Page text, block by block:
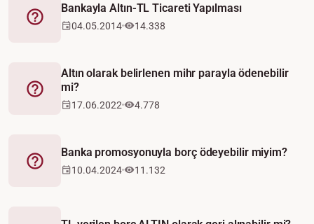
Fetva
Bankayla Altın-TL Ticareti Yapılması
04.05.2014 14.338
Fetva
Altın olarak belirlenen mihr parayla ödenebilir
mi?
17.06.2022 4.778
Fetva
Banka promosyonuyla borç ödeyebilir miyim?
10.04.2024 11.132